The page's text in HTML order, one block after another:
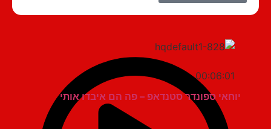
00:06:01
יוחאי ספונדר סטנדאפ – פה הם איבדו אותי